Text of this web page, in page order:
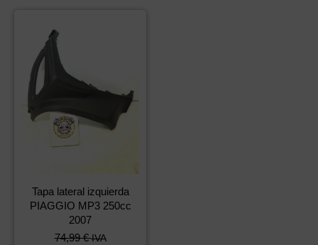
Tapa lateral izquierda
PIAGGIO MP3 250cc
2007
74,99€ IVA